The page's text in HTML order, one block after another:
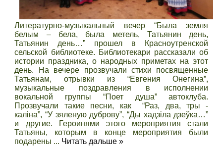
Литературно-музыкальный вечер “Была земля
белым – бела, была метель, Татьянин день,
Татьянин день…” прошел в Красноутренской
сельской библиотеке. Библиотекари рассказали об
истории праздника, о народных приметах на этот
день. На вечере прозвучали стихи посвященные
Татьянам, отрывки из “Евгения Онегина”,
музыкальные поздравления в исполнении
вокальной группы “Поет душа” автоклуба.
Прозвучали такие песни, как “Раз, два, тры -
каліна”, “У зяленую дуброву”, “Ды хадзіла дзеўка…”
и другие. Героинями этого мероприятия стали
Татьяны, которым в конце мероприятия были
подарены ... Читать дальше »